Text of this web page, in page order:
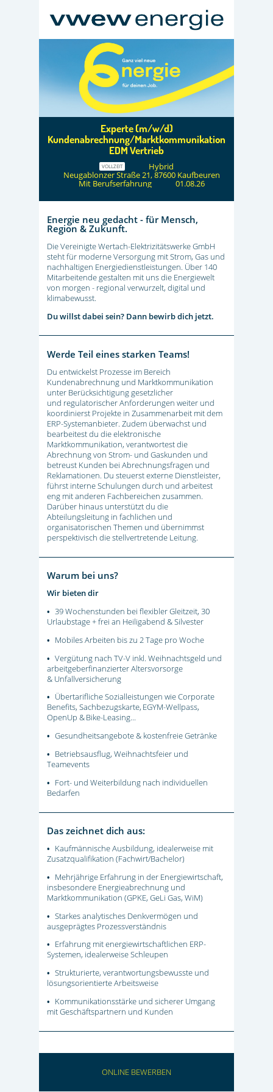
Experte (m/w/d)
Kundenabrechnung/Marktkommunikation
EDM Vertrieb
VOLLZEIT Hybrid
Neugablonzer Straße 21, 87600 Kaufbeuren
Mit Berufserfahrung 01.08.26
Energie neu gedacht - für Mensch,
Region & Zukunft.
Die Vereinigte Wertach-Elektrizitätswerke GmbH
steht für moderne Versorgung mit Strom, Gas und
nachhaltigen Energiedienstleistungen. Über 140
Mitarbeitende gestalten mit uns die Energiewelt
von morgen - regional verwurzelt, digital und
klimabewusst.
Du willst dabei sein? Dann bewirb dich jetzt.
Werde Teil eines starken Teams!
Du entwickelst Prozesse im Bereich
Kundenabrechnung und Marktkommunikation
unter Berücksichtigung gesetzlicher
und regulatorischer Anforderungen weiter und
koordinierst Projekte in Zusammenarbeit mit dem
ERP-Systemanbieter. Zudem überwachst und
bearbeitest du die elektronische
Marktkommunikation, verantwortest die
Abrechnung von Strom- und Gaskunden und
betreust Kunden bei Abrechnungsfragen und
Reklamationen. Du steuerst externe Dienstleister,
führst interne Schulungen durch und arbeitest
eng mit anderen Fachbereichen zusammen.
Darüber hinaus unterstützt du die
Abteilungsleitung in fachlichen und
organisatorischen Themen und übernimmst
perspektivisch die stellvertretende Leitung.
Warum bei uns?
Wir bieten dir
• 39 Wochenstunden bei flexibler Gleitzeit, 30
Urlaubstage + frei an Heiligabend & Silvester
• Mobiles Arbeiten bis zu 2 Tage pro Woche
• Vergütung nach TV-V inkl. Weihnachtsgeld und
arbeitgeberfinanzierter Altersvorsorge
& Unfallversicherung
•
Übertarifliche Sozialleistungen wie Corporate
Benefits, Sachbezugskarte, EGYM-Wellpass,
OpenUp & Bike-Leasing...
• Gesundheitsangebote & kostenfreie Getränke
•
Betriebsausflug, Weihnachtsfeier und
Teamevents
•
Fort- und Weiterbildung nach individuellen
Bedarfen
Das zeichnet dich aus:
•
Kaufmännische Ausbildung, idealerweise mit
Zusatzqualifikation (Fachwirt/Bachelor)
•
Mehrjährige Erfahrung in der Energiewirtschaft,
insbesondere Energieabrechnung und
Marktkommunikation (GPKE, GeLi Gas, WiM)
• Starkes analytisches Denkvermögen und
ausgeprägtes Prozessverständnis
•
Erfahrung mit energiewirtschaftlichen ERP-
Systemen, idealerweise Schleupen
• Strukturierte, verantwortungsbewusste und
lösungsorientierte Arbeitsweise
•
Kommunikationsstärke und sicherer Umgang
mit Geschäftspartnern und Kunden
ONLINE BEWERBEN